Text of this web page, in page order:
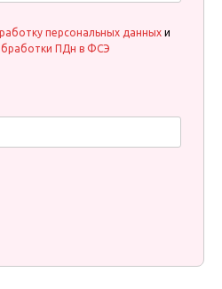
персональных данных и
ПДн в ФСЭ